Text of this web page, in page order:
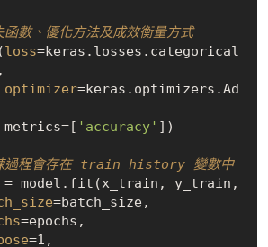
數、優化方法及成效衡量方式
loss=keras.losses.categorical
optimizer=keras.optimizers.Ad
              metrics=[
'accuracy' ])
過程會存在 train_history 變數中
model.fit(x_train, y_train,
=batch_size,
=epochs,
=1,